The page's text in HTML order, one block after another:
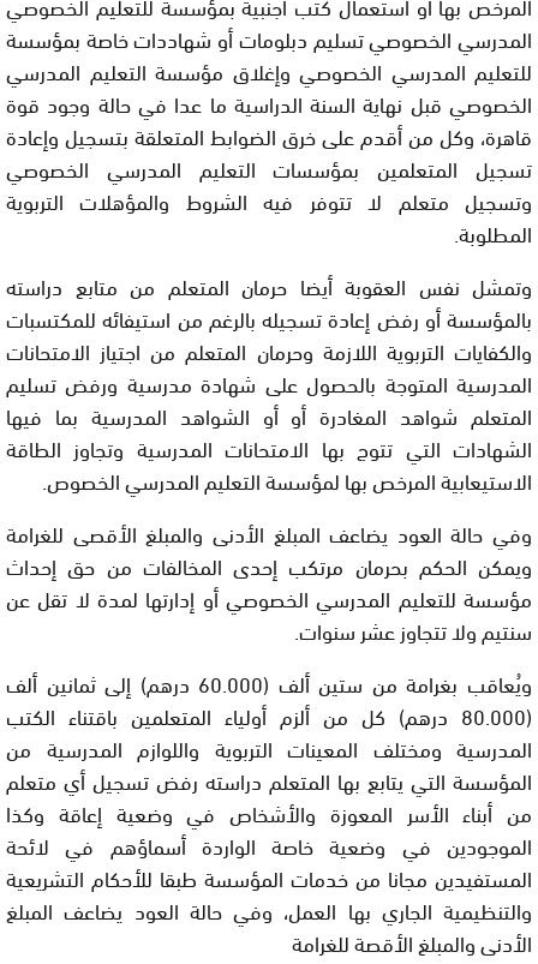
المدرسي الخصوصي تسليم دبلومات أو شهاددات خاصة بمؤسسة
للتعليم المدرسي الخصوصي وإغلاق مؤسسة التعليم المدرسي
الخصوصي قبل نهاية السنة الدراسية ما عدا في حالة وجود قوة
قاهرة، وكل من أقدم على خرق الضوابط المتعلقة بتسجيل وإعادة
تسجيل المتعلمين بمؤسسات التعليم المدرسي الخصوصي
وتسجيل متعلم لا تتوفر فيه الشروط والمؤهلات التربوية
المطلوبة.
وتمشل نفس العقوبة أيضا حرمان المتعلم من متابع دراسته
بالمؤسسة أو رفض إعادة تسجيله بالرغم من استيفائه للمكتسبات
والكفايات التربوية اللازمة وحرمان المتعلم من اجتياز الامتحانات
المدرسية المتوجة بالحصول على شهادة مدرسية ورفض تسليم
المتعلم شواهد المغادرة أو أو الشواهد المدرسية بما فيها
الشهادات التي تتوج بها الامتحانات المدرسية وتجاوز الطاقة
الاستيعابية المرخص بها لمؤسسة التعليم المدرسي الخصوص.
وفي حالة العود يضاعف المبلغ الأدنى والمبلغ الأقصى للغرامة
ويمكن الحكم بحرمان مرتكب إحدى المخالفات من حق إحداث
مؤسسة للتعليم المدرسي الخصوصي أو إدارتها لمدة لا تقل عن
سنتيم ولا تتجاوز عشر سنوات.
ويُعاقب بغرامة من ستين ألف (60.000 درهم) إلى ثمانين ألف
(80.000 درهم) كل من ألزم أولياء المتعلمين باقتناء الكتب
المدرسية ومختلف المعينات التربوية واللوازم المدرسية من
المؤسسة التي يتابع بها المتعلم دراسته رفض تسجيل أي متعلم
من أبناء الأسر المعوزة والأشخاص في وضعية إعاقة وكذا
الموجودين في وضعية خاصة الواردة أسماؤهم في لائحة
المستفيدين مجانا من خدمات المؤسسة طبقا للأحكام التشريعية
والتنظيمية الجاري بها العمل، وفي حالة العود يضاعف المبلغ
الأدنى والمبلغ الأقصة للغرامة